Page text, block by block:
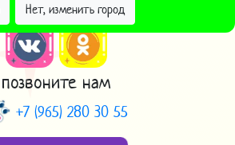
Нет, изменить город
позвоните нам
+7 (965) 280 30 55